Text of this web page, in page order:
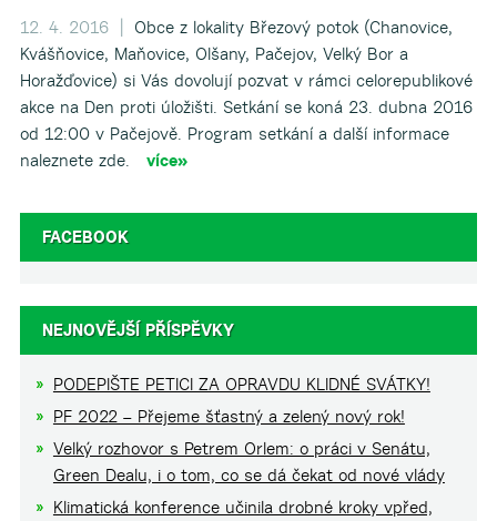
12. 4. 2016 |
Obce z lokality Březový potok (Chanovice,
Kvášňovice, Maňovice, Olšany, Pačejov, Velký Bor a
Horažďovice) si Vás dovolují pozvat v rámci celorepublikové
akce na Den proti úložišti. Setkání se koná 23. dubna 2016
od 12:00 v Pačejově. Program setkání a další informace
naleznete zde. více»
FACEBOOK
NEJNOVĚJŠÍ PŘÍSPĚVKY
PODEPIŠTE PETICI ZA OPRAVDU KLIDNÉ SVÁTKY!
PF 2022 – Přejeme šťastný a zelený nový rok!
Velký rozhovor s Petrem Orlem: o práci v Senátu,
Green Dealu, i o tom, co se dá čekat od nové vlády
Klimatická konference učinila drobné kroky vpřed,